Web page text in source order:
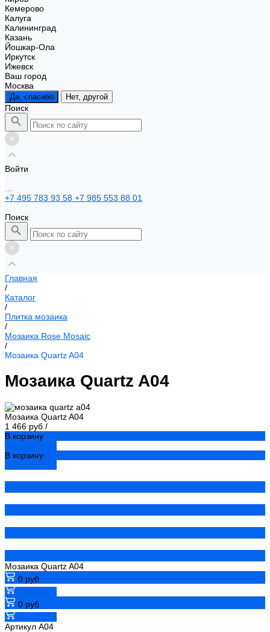
Кемерово
Калуга
Калининград
Казань
Йошкар-Ола
Иркутск
Ижевск
Ваш город
Москва
Да, спасибо Нет, другой
Поиск
Войти
+7 495 783 93 58 +7 985 553 88 01
Поиск
Главная
/
Каталог
/
Плитка мозаика
/
Мозаика Rose Mosaic
/
Мозаика Quartz A04
Мозаика Quartz A04
Мозаика Quartz A04
1 466 руб /
В корзину
В корзину
Мозаика Quartz A04
0 руб
0 руб
Артикул А04